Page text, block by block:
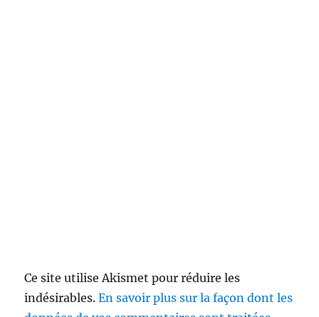
Ce site utilise Akismet pour réduire les
indésirables.En savoir plus sur la façon dont les